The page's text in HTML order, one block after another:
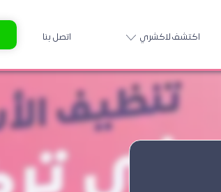
اكتشف لاكشري اتصل بنا